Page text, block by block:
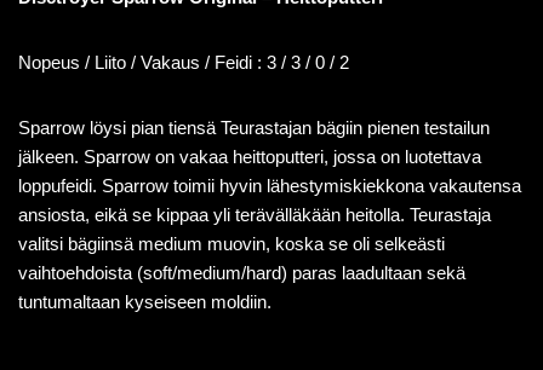
Nopeus / Liito / Vakaus / Feidi : 3 / 3 / 0 / 2
Sparrow löysi pian tiensä Teurastajan bägiin pienen testailun
jälkeen. Sparrow on vakaa heittoputteri, jossa on luotettava
loppufeidi. Sparrow toimii hyvin lähestymiskiekkona vakautensa
ansiosta, eikä se kippaa yli terävälläkään heitolla. Teurastaja
valitsi bägiinsä medium muovin, koska se oli selkeästi
vaihtoehdoista (soft/medium/hard) paras laadultaan sekä
tuntumaltaan kyseiseen moldiin.